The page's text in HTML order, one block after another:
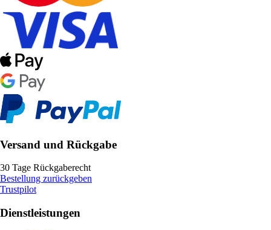
Versand und Rückgabe
30 Tage Rückgaberecht
Bestellung zurückgeben
Trustpilot
Dienstleistungen